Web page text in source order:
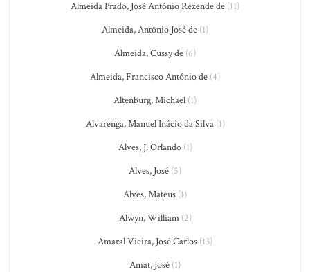
Almeida Prado, José Antônio Rezende de (11)
Almeida, Antônio José de (1)
Almeida, Cussy de (6)
Almeida, Francisco António de (4)
Altenburg, Michael (1)
Alvarenga, Manuel Inácio da Silva(1)
Alves, J. Orlando(1)
Alves, José (5)
Alves, Mateus (1)
Alwyn, William(2)
Amaral Vieira, José Carlos (13)
Amat, José (1)